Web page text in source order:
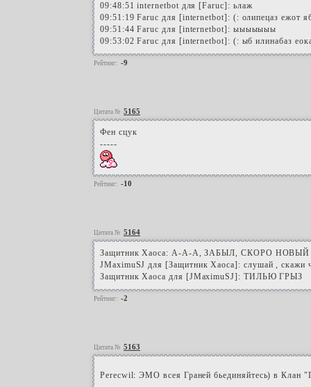
09:48:51 internetbot для [Faruc]: ьлаж
09:51:19 Faruc для [internetbot]: (: олипецаз ежот
09:51:44 Faruc для [internetbot]: ыыыыыыы
09:53:02 Faruc для [internetbot]: (: ыб илинабаз
Рейтинг: -9
Цитата № 5165
Фен сцук
-----
Рейтинг: -10
Цитата № 5164
Защитник Хаоса: А-А-А, ЗАБЫЛ, СКОРО
JMaximuSJ для [Защитник Хаоса]: слушай , скажи
Защитник Хаоса для [JMaximuSJ]: ТИЛЬЮ ГРЫЗ
Рейтинг: -2
Цитата № 5163
Perecwil: ЭМО всея Граней бьединяйтесь) в Клан